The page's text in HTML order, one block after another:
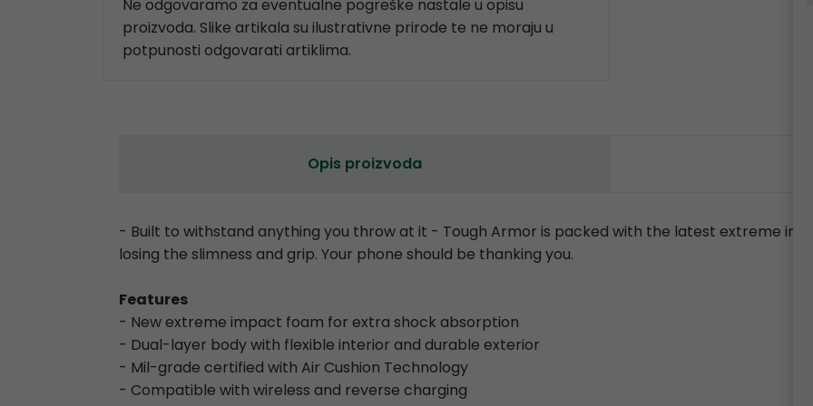
Ne odgovaramo za eventualne pogreške nastale u opisu
proizvoda. Slike artikala su ilustrativne prirode te ne moraju u
potpunosti odgovarati artiklima.
Opis proizvoda
- Built to withstand anything you throw at it - Tough Armor is packed with the latest extreme
losing the slimness and grip. Your phone should be thanking you.
Features
- New extreme impact foam for extra shock absorption
- Dual-layer body with flexible interior and durable exterior
- Mil-grade certified with Air Cushion Technology
- Compatible with wireless and reverse charging